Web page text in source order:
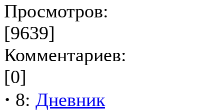
Просмотров:
[9639]
Комментариев:
[0]
· 8: Дневник